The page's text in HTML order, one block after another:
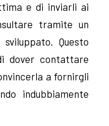
e di inviarli ai
tramite un
Questo
dover contattare
a fornirgli
indubbiamente